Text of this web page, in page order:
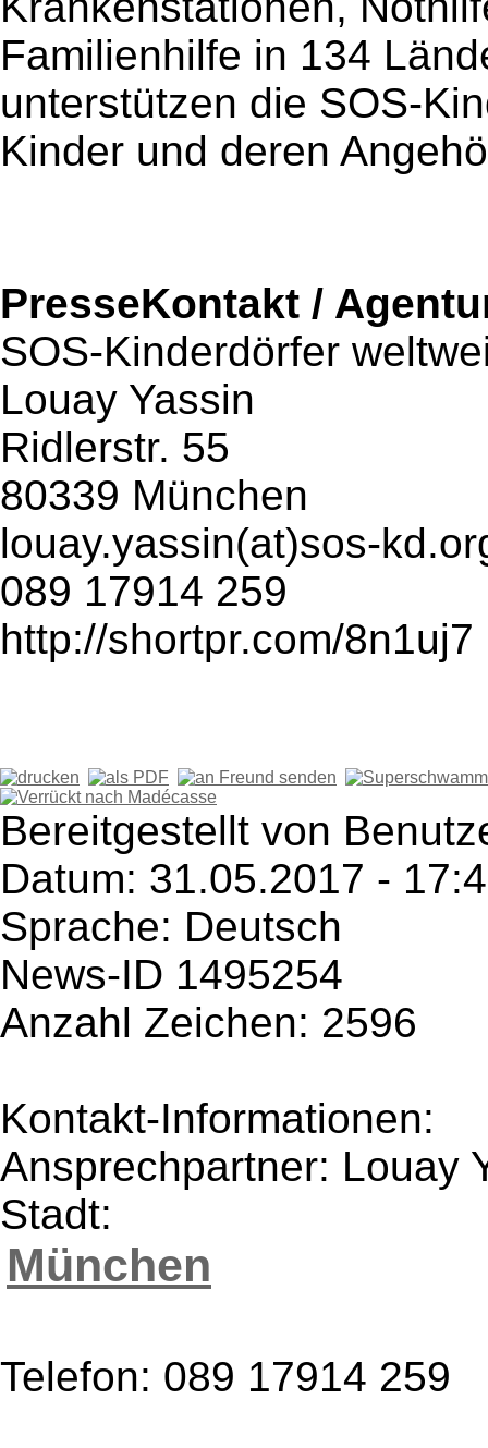
Familienhilfe in 134
unterstützen die SOS-
Kinder und deren
PresseKontakt /
SOS-Kinderdörfer
Louay Yassin
Ridlerstr. 55
80339 München
louay.yassin(at)sos-
089 17914 259
http://shortpr.com/8n1uj7
Bereitgestellt von
Datum: 31.05.2017 -
Sprache: Deutsch
News-ID 1495254
Anzahl Zeichen: 2596
Kontakt-Informationen:
Ansprechpartner: Louay
Stadt:
München
Telefon: 089 17914 259